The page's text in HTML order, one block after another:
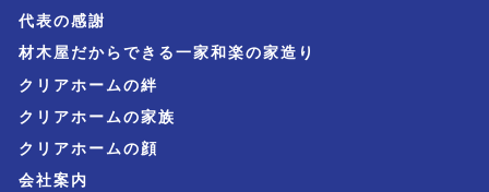
代表の感謝
材木屋だからできる一家和楽の家造り
クリアホームの絆
クリアホームの家族
クリアホームの顔
会社案内